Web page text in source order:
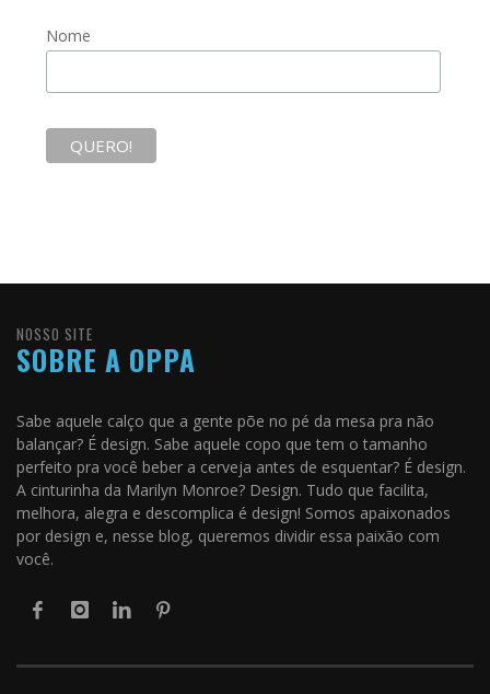
Nome
NOSSO SITE
SOBRE A OPPA
Sabe aquele calço que a gente põe no pé da mesa pra não
balançar? É design. Sabe aquele copo que tem o tamanho
perfeito pra você beber a cerveja antes de esquentar? É design.
A cinturinha da Marilyn Monroe? Design. Tudo que facilita,
melhora, alegra e descomplica é design! Somos apaixonados
por design e, nesse blog, queremos dividir essa paixão com
você.